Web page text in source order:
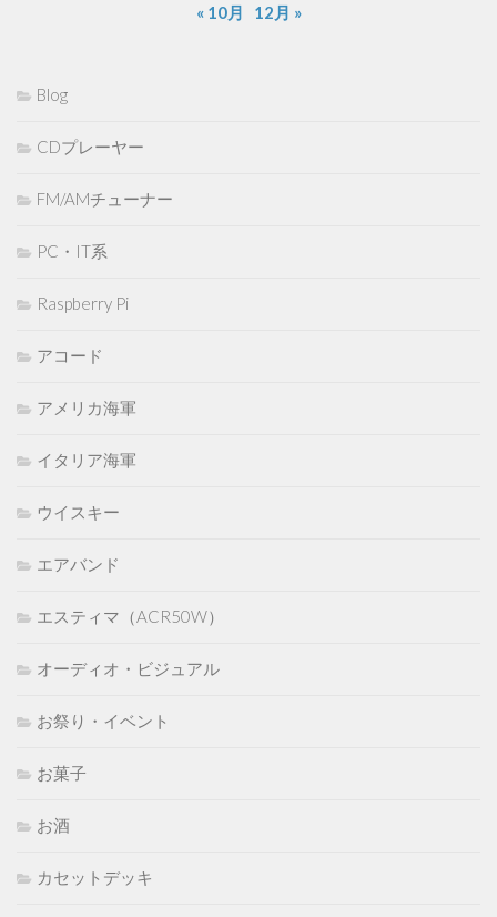
« 10月
12月 »
Blog
CDプレーヤー
FM/AMチューナー
PC・IT系
Raspberry Pi
アコード
アメリカ海軍
イタリア海軍
ウイスキー
エアバンド
エスティマ（ACR50W）
オーディオ・ビジュアル
お祭り・イベント
お菓子
お酒
カセットデッキ